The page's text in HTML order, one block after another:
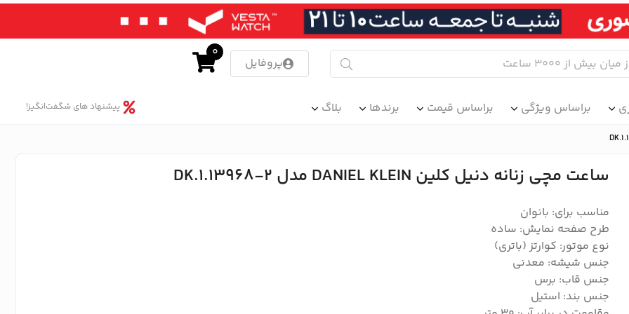
پروفایل
0
براساس ویژگی براساس قیمت برندها بلاگ پیشنهاد های شگفت‌انگیز!
ساعت مچی زنانه دنیل کلین DANIEL KLEIN مدل DK.1.13968-2
مناسب برای: بانوان
طرح صفحه نمایش: ساده
نوع موتور: کوارتز (باتری)
جنس شیشه: معدنی
جنس قاب: برس
جنس بند: استیل